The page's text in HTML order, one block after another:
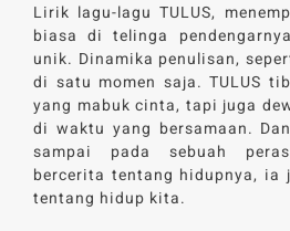
Lirik lagu-lagu TULUS,
biasa di telinga
unik. Dinamika penulisan,
di satu momen saja. TULUS
yang mabuk cinta, tapi juga
di waktu yang bersamaan.
sampai pada sebuah
bercerita tentang hidupnya, ia
tentang hidup kita.